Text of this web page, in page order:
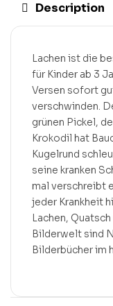
Description
Lachen ist die
für Kinder ab 3
Versen sofort
verschwinden.
grünen Pickel,
Krokodil hat
Kugelrund
seine kranken
mal verschreibt
jeder Krankheit
Lachen,
Bilderwelt sind
Bilderbücher im